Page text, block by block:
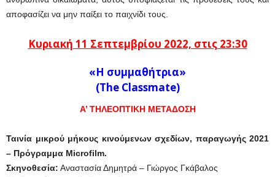
αποφασίζει να μην παίξει το παιχνίδι τους.
Κυριακή 11 Σεπτεμβρίου 2022, στις 23:30
«Η συμμαθήτρια»
(The Classmate)
Α’ ΤΗΛΕΟΠΤΙΚΗ ΜΕΤΑΔΟΣΗ
Ταινία μικρού μήκους κινούμενων σχεδίων, παραγωγής 2021
– Πρόγραμμα Microfilm.
Σκηνοθεσία: Αναστασία Δημητρά – Γιώργος Γκάβαλος